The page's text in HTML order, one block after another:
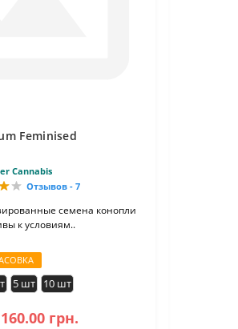
Feminised
Cannabis
Отзывов - 7
семена конопли
к условиям..
5 шт 10 шт
160.00 грн.